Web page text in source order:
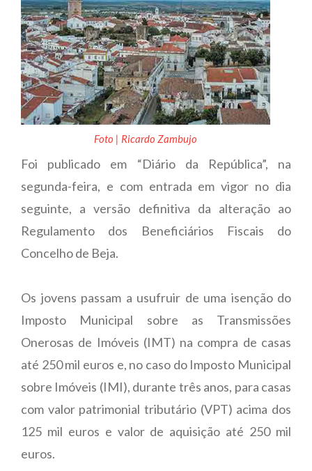
Foto | Ricardo Zambujo
Foi publicado em “Diário da República”, na
segunda-feira, e com entrada em vigor no dia
seguinte, a versão definitiva da alteração ao
Regulamento dos Beneficiários Fiscais do
Concelho de Beja.
Os jovens passam a usufruir de uma isenção do
Imposto Municipal sobre as Transmissões
Onerosas de Imóveis (IMT) na compra de casas
até 250 mil euros e, no caso do Imposto Municipal
sobre Imóveis (IMI), durante três anos, para casas
com valor patrimonial tributário (VPT) acima dos
125 mil euros e valor de aquisição até 250 mil
euros.